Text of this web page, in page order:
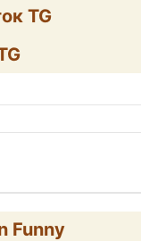
TG
Funny